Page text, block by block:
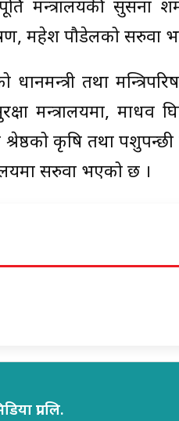
सुसना
महेश पौडेलको सरुवा
तथा
मन्त्रालयमा, माधव
श्रेष्ठको कृषि तथा
सरुवा भएको छ ।
प्रा.लि.